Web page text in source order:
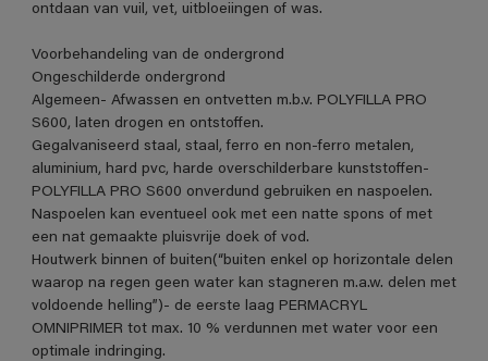
ontdaan van vuil, vet, uitbloeiingen of was.
Voorbehandeling van de ondergrond
Ongeschilderde ondergrond
Algemeen- Afwassen en ontvetten m.b.v. POLYFILLA PRO
S600, laten drogen en ontstoffen.
Gegalvaniseerd staal, staal, ferro en non-ferro metalen,
aluminium, hard pvc, harde overschilderbare kunststoffen-
POLYFILLA PRO S600 onverdund gebruiken en naspoelen.
Naspoelen kan eventueel ook met een natte spons of met
een nat gemaakte pluisvrije doek of vod.
Houtwerk binnen of buiten(“buiten enkel op horizontale delen
waarop na regen geen water kan stagneren m.a.w. delen met
voldoende helling”)- de eerste laag PERMACRYL
OMNIPRIMER tot max. 10 % verdunnen met water voor een
optimale indringing.